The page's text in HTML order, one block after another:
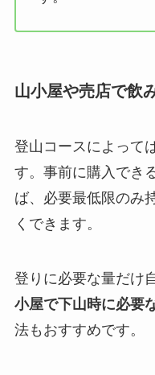
山小屋や売店で飲
登山コースによって
す。 事前に購入でき
ば、必要最低限のみ
くできます。
登りに必要な量だけ
小屋で下山時に必要
法もおすすめです。